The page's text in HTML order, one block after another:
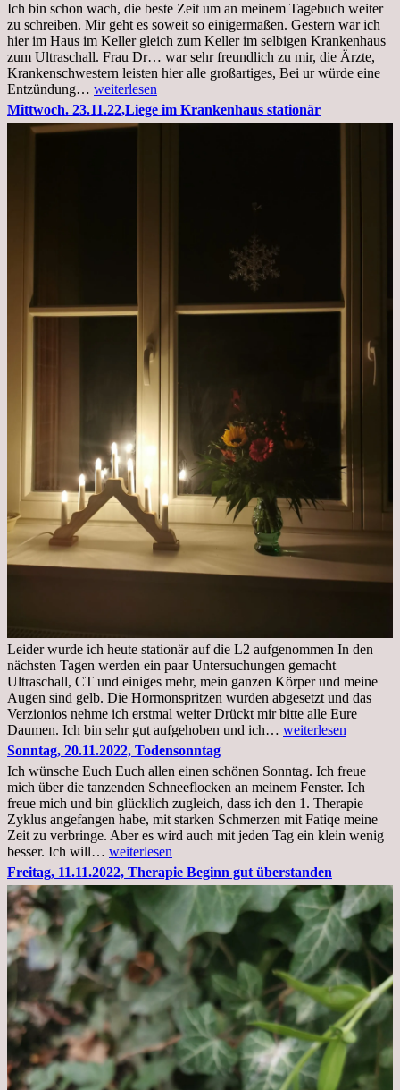
Ich bin schon wach, die beste Zeit um an meinem Tagebuch weiter
zu schreiben. Mir geht es soweit so einigermaßen. Gestern war ich
hier im Haus im Keller gleich zum Keller im selbigen Krankenhaus
zum Ultraschall. Frau Dr… war sehr freundlich zu mir, die Ärzte,
Krankenschwestern leisten hier alle großartiges, Bei ur würde eine
Entzündung… Freitag,
25.11.2022
Kleines
weiterlesen
Mittwoch. 23.11.22,Liege im Krankenhaus stationär
Leider wurde ich heute stationär auf die L2 aufgenommen In den
nächsten Tagen werden ein paar Untersuchungen gemacht
Ultraschall, CT und einiges mehr, mein ganzen Körper und meine
Augen sind gelb. Die Hormonspritzen wurden abgesetzt und das
Verzionios nehme ich erstmal weiter Drückt mir bitte alle Eure
Daumen. Ich bin sehr gut aufgehoben und ich… Mittwoch.
Krankenhaus
stationär
weiterlesen
Sonntag, 20.11.2022, Todensonntag
Ich wünsche Euch Euch allen einen schönen Sonntag. Ich freue
mich über die tanzenden Schneeflocken an meinem Fenster. Ich
freue mich und bin glücklich zugleich, dass ich den 1. Therapie
Zyklus angefangen habe, mit starken Schmerzen mit Fatiqe meine
Zeit zu verbringe. Aber es wird auch mit jeden Tag ein klein wenig
besser. Ich will… Sonntag,
20.11.2022,
Todensonntag
weiterlesen
Freitag, 11.11.2022, Therapie Beginn gut überstanden